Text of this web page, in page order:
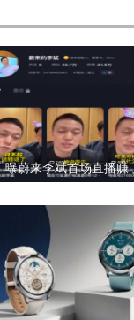
曝蔚来李斌首场直播赚